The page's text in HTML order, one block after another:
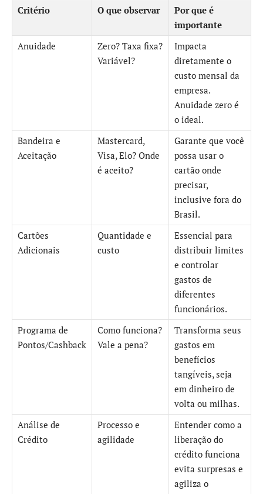
Critério O que observar
Por que é
importante
Anuidade
Zero? Taxa fixa?
Variável?
Impacta
diretamente o
custo mensal da
empresa.
Anuidade zero é
o ideal.
Bandeira e
Aceitação
Mastercard,
Visa, Elo? Onde
é aceito?
Garante que você
possa usar o
cartão onde
precisar,
inclusive fora do
Brasil.
Cartões
Adicionais
Quantidade e
custo
Essencial para
distribuir limites
e controlar
gastos de
diferentes
funcionários.
Programa de
Pontos/Cashback
Como funciona?
Vale a pena?
Transforma seus
gastos em
benefícios
tangíveis, seja
em dinheiro de
volta ou milhas.
Análise de
Crédito
Processo e
agilidade
Entender como a
liberação do
crédito funciona
evita surpresas e
agiliza o